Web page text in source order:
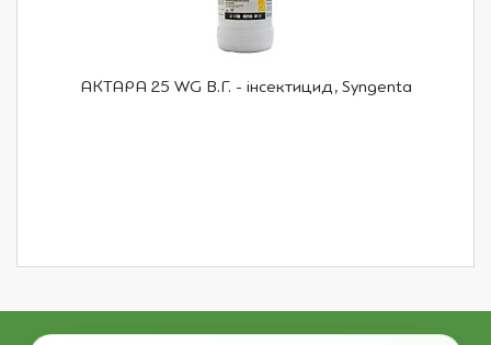
АКТАРА 25 WG В.Г. - інсектицид, Syngenta